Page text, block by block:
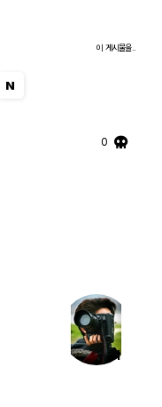
이 게시물을..
N
0
1